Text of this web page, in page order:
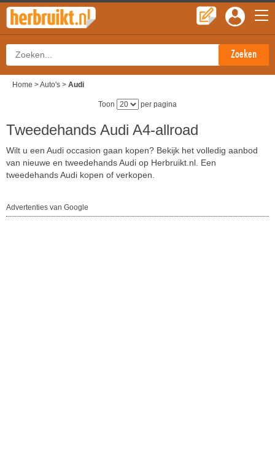
Home >Auto's > Audi
Toon per pagina
Tweedehands Audi A4-allroad
Wilt u een Audi occasion gaan kopen? Bekijk het volledig aanbod
van nieuwe en tweedehands Audi op Herbruikt.nl. Een
tweedehands Audi kopen of verkopen.
Advertenties van Google